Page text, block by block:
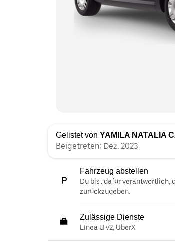
Gelistet von YAMILA NATALIA
Beigetreten: Dez. 2023
Fahrzeug abstellen
Du bist dafür verantwortlich,
zurückzugeben.
Zulässige Dienste
Línea U v2, UberX